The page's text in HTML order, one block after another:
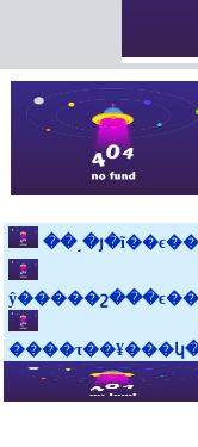
��˼�յ�ĩ��ϵ��
ŷ�����շ���ϵ��